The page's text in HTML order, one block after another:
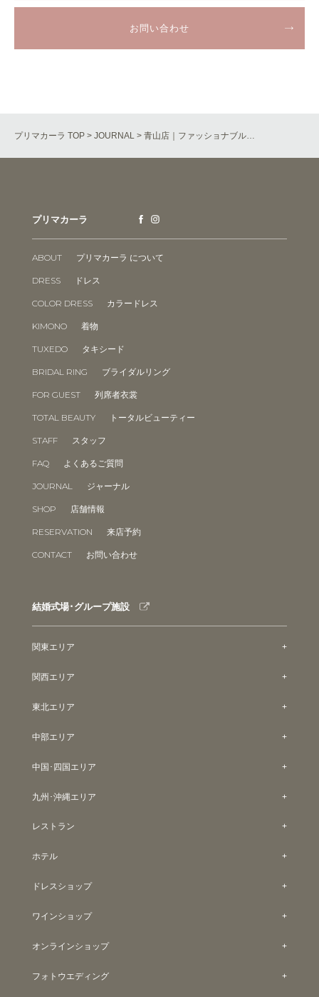
お問い合わせ
プリマカーラ TOP > JOURNAL > 青山店｜ファッショナブル…
プリマカーラ
ABOUT プリマカーラ について
DRESS ドレス
COLOR DRESS カラードレス
KIMONO 着物
TUXEDO タキシード
BRIDAL RING ブライダルリング
FOR GUEST 列席者衣裳
TOTAL BEAUTY トータルビューティー
STAFF スタッフ
FAQ よくあるご質問
JOURNAL ジャーナル
SHOP 店舗情報
RESERVATION 来店予約
CONTACT お問い合わせ
結婚式場･グループ施設
関東エリア
関西エリア
東北エリア
中部エリア
中国･四国エリア
九州･沖縄エリア
レストラン
ホテル
ドレスショップ
ワインショップ
オンラインショップ
フォトウエディング